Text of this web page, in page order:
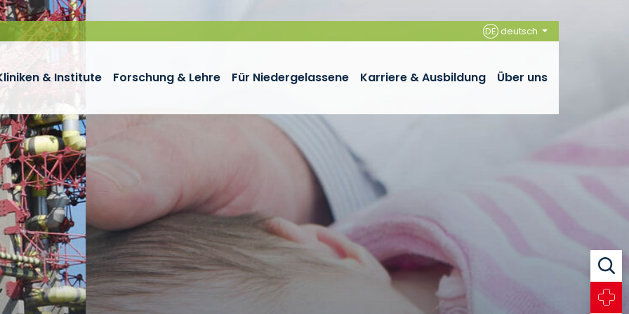
DEdeutsch
& Institute Forschung & Lehre Für Niedergelassene Karriere & Ausbildung Über uns
Notfall